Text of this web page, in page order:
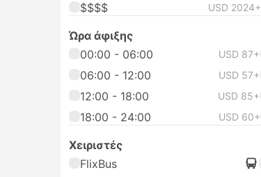
$$$$
USD 2024+
Ώρα άφιξης
00:00 - 06:00
USD 87+
06:00 - 12:00 USD 57+
12:00 - 18:00 USD 85+
18:00 - 24:00 USD 60+
Χειριστές
FlixBus